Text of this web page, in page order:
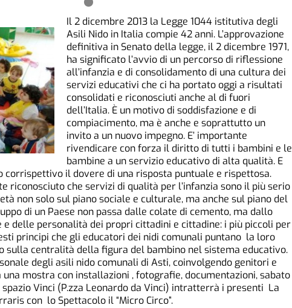
Il 2 dicembre 2013 la Legge 1044 istitutiva degli
Asili Nido in Italia compie 42 anni. L’approvazione
definitiva in Senato della legge, il 2 dicembre 1971,
ha significato l’avvio di un percorso di riflessione
all’infanzia e di consolidamento di una cultura dei
servizi educativi che ci ha portato oggi a risultati
consolidati e riconosciuti anche al di fuori
dell’Italia. È un motivo di soddisfazione e di
compiacimento, ma è anche e soprattutto un
invito a un nuovo impegno. E’ importante
rivendicare con forza il diritto di tutti i bambini e le
bambine a un servizio educativo di alta qualità. E
corrispettivo il dovere di una risposta puntuale e rispettosa.
riconosciuto che servizi di qualità per l’infanzia sono il più serio
non solo sul piano sociale e culturale, ma anche sul piano del
di un Paese non passa dalle colate di cemento, ma dallo
delle personalità dei propri cittadini e cittadine: i più piccoli per
principi che gli educatori dei nidi comunali puntano la loro
sulla centralità della figura del bambino nel sistema educativo.
degli asili nido comunali di Asti, coinvolgendo genitori e
mostra con installazioni , fotografie, documentazioni, sabato
Vinci (P.zza Leonardo da Vinci) intratterrà i presenti La
con lo Spettacolo il “Micro Circo”.